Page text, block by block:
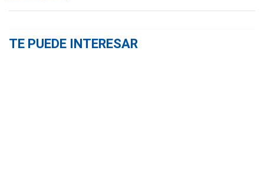
TE PUEDE INTERESAR